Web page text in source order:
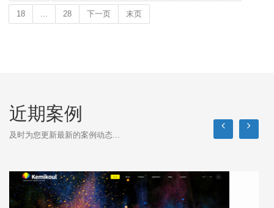
18 ... 28 下一页 末页
近期案例
及时为您更新最新的案例动态...